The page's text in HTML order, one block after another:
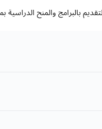
بالبرامج والمنح